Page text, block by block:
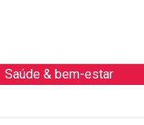
Saúde & bem-estar